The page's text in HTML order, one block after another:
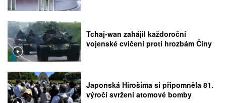
Tchaj-wan zahájil každoroční
vojenské cvičení proti hrozbám Číny
Japonská Hirošima si připomněla 81.
výročí svržení atomové bomby